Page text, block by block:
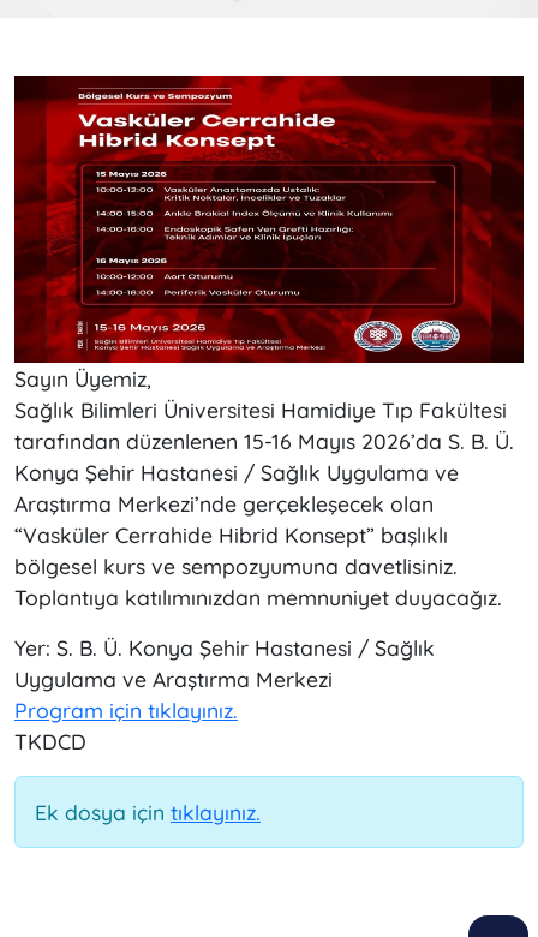
Sayın Üyemiz,
Sağlık Bilimleri Üniversitesi Hamidiye Tıp Fakültesi
tarafından düzenlenen 15-16 Mayıs 2026’da S. B. Ü.
Konya Şehir Hastanesi / Sağlık Uygulama ve
Araştırma Merkezi’nde gerçekleşecek olan
“Vasküler Cerrahide Hibrid Konsept” başlıklı
bölgesel kurs ve sempozyumuna davetlisiniz.
Toplantıya katılımınızdan memnuniyet duyacağız.
Yer: S. B. Ü. Konya Şehir Hastanesi / Sağlık
Uygulama ve Araştırma Merkezi
Program için tıklayınız.
TKDCD
Ek dosya için tıklayınız.